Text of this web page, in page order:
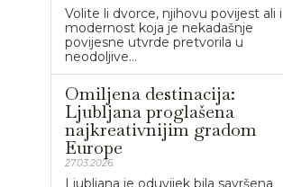
Volite li dvorce, njihovu povijest ali i
modernost koja je nekadašnje
povijesne utvrde pretvorila u
neodoljive...
Omiljena destinacija:
Ljubljana proglašena
najkreativnijim gradom
Europe
27.03.2026.
Ljubljana je oduvijek bila savršena